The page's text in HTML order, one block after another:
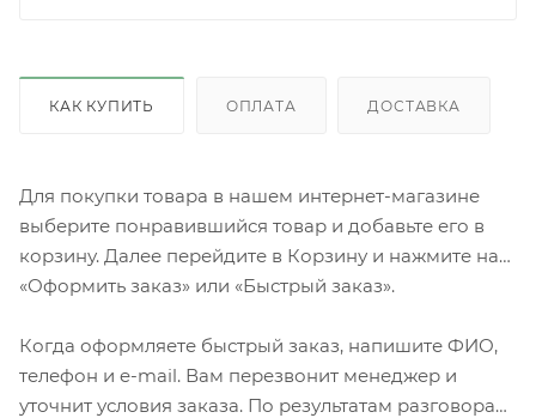
КАК КУПИТЬ ОПЛАТА ДОСТАВКА
Для покупки товара в нашем интернет-магазине
выберите понравившийся товар и добавьте его в
корзину. Далее перейдите в Корзину и нажмите на
«Оформить заказ» или «Быстрый заказ».
Когда оформляете быстрый заказ, напишите ФИО,
телефон и e-mail. Вам перезвонит менеджер и
уточнит условия заказа. По результатам разговора